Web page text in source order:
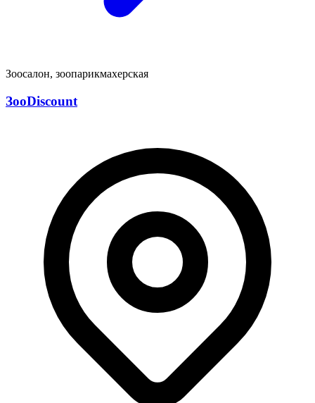
Зоосалон, зоопарикмахерская
ЗооDiscount